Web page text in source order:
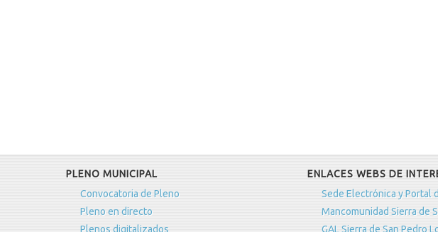
PLENO MUNICIPAL
Convocatoria de Pleno
Pleno en directo
Plenos digitalizados
ENLACES WEBS DE
Sede Electrónica y Portal
Mancomunidad Sierra de
GAL Sierra de San Pedro